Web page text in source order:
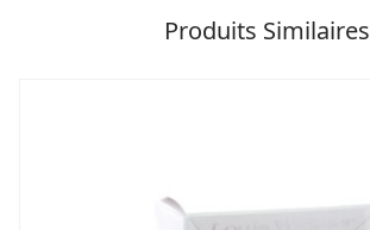
Produits Similaires